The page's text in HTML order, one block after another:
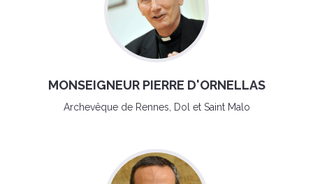
MONSEIGNEUR PIERRE D'ORNELLAS
Archevêque de Rennes, Dol et Saint Malo